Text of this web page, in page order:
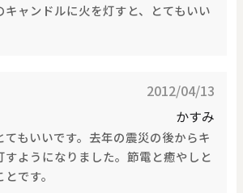
ャンドルに火を灯すと、とてもいい
2012/04/13
かすみ
てもいいです。去年の震災の後からキ
すようになりました。節電と癒やしと
です。